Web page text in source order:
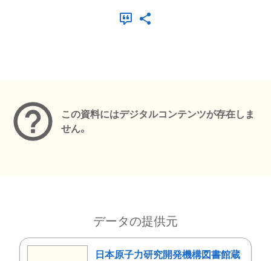
この資料にはデジタルコンテンツが存在しま
せん。
データの提供元
日本原子力研究開発機構図書館蔵